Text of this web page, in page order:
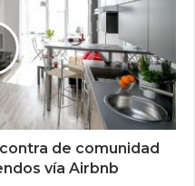
de comunidad
vía Airbnb